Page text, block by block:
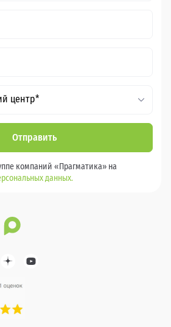
центр*
Отправить
компаний «Прагматика» на
данных.